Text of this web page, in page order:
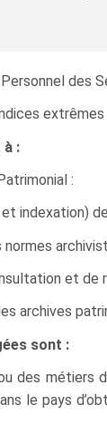
des
:
:
et de
archives
sont :
métiers
le pays